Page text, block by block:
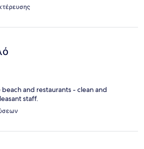
and restaurants - clean and
staff.